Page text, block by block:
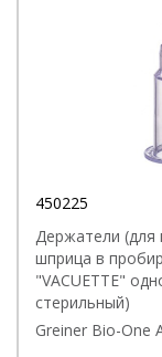
450225
Держатели (для
шприца в
"VACUETTE"
стерильный)
Greiner Bio-One